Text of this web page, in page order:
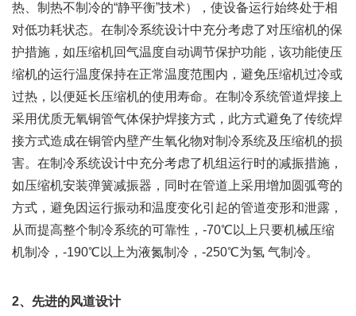
热、制热不制冷的“静平衡”技术），使设备运行始终处于相
对低功耗状态。在制冷系统设计中充分考虑了对压缩机的保
护措施，如压缩机回气温度自动调节保护功能，该功能使压
缩机的运行温度保持在正常温度范围内，避免压缩机过冷或
过热，以便延长压缩机的使用寿命。在制冷系统管道焊接上
采用优质无氧铜管气体保护焊接方式，此方式避免了传统焊
接方式造成在铜管内壁产生氧化物对制冷系统及压缩机的损
害。在制冷系统设计中充分考虑了机组运行时的减振措施，
如压缩机安装弹簧减振器，同时在管道上采用增加圆弧弯的
方式，避免因运行振动和温度变化引起的管道变形和泄露，
从而提高整个制冷系统的可靠性，-70℃以上只要机械压缩
机制冷，-190℃以上为液氮制冷，-250℃为氢 气制冷。
2、先进的风道设计